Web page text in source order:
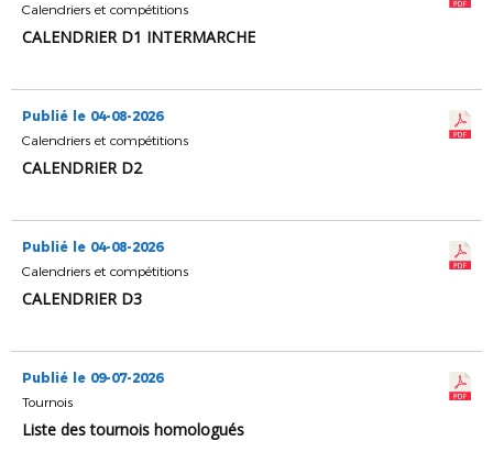
Calendriers et compétitions
CALENDRIER D1 INTERMARCHE
Publié le 04-08-2026
Calendriers et compétitions
CALENDRIER D2
Publié le 04-08-2026
Calendriers et compétitions
CALENDRIER D3
Publié le 09-07-2026
Tournois
Liste des tournois homologués